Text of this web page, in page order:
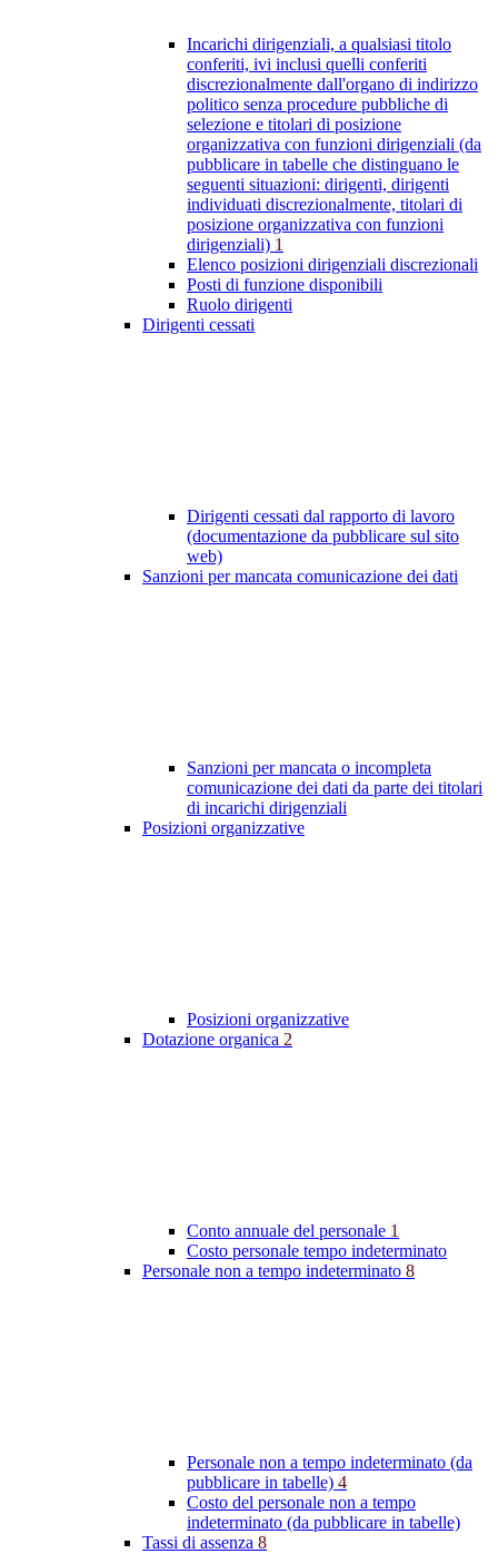
Incarichi dirigenziali, a qualsiasi titolo
conferiti, ivi inclusi quelli conferiti
discrezionalmente dall'organo di indirizzo
politico senza procedure pubbliche di
selezione e titolari di posizione
organizzativa con funzioni dirigenziali (da
pubblicare in tabelle che distinguano le
seguenti situazioni: dirigenti, dirigenti
individuati discrezionalmente, titolari di
posizione organizzativa con funzioni
dirigenziali) 1
Elenco posizioni dirigenziali discrezionali
Posti di funzione disponibili
Ruolo dirigenti
Dirigenti cessati
Dirigenti cessati dal rapporto di lavoro
(documentazione da pubblicare sul sito
web)
Sanzioni per mancata comunicazione dei dati
Sanzioni per mancata o incompleta
comunicazione dei dati da parte dei titolari
di incarichi dirigenziali
Posizioni organizzative
Posizioni organizzative
Dotazione organica 2
Conto annuale del personale 1
Costo personale tempo indeterminato
Personale non a tempo indeterminato 8
Personale non a tempo indeterminato (da
pubblicare in tabelle) 4
Costo del personale non a tempo
indeterminato (da pubblicare in tabelle)
Tassi di assenza 8